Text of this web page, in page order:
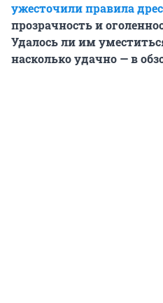
ужесточили правила
прозрачность и
Удалось ли им
насколько удачно — в